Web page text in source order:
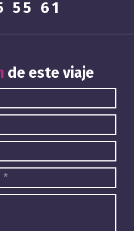
de este viaje
55 61